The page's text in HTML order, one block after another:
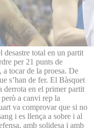
total en un partit
per 21 punts de
tocar de la proesa. De
s’han de fer. El Bàsquet
derrota en el primer partit
a canvi rep la
va comprovar que si no
i es llença a sobre i al
amb solidesa i amb